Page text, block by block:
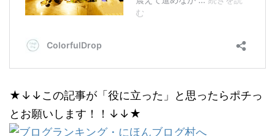
★↓↓この記事が「役に立った」と思ったらポチっ
とお願いします！！↓↓★